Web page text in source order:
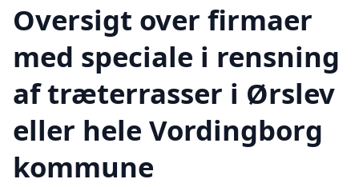
Oversigt over firmaer
med speciale i rensning
af træterrasser i Ørslev
eller hele Vordingborg
kommune